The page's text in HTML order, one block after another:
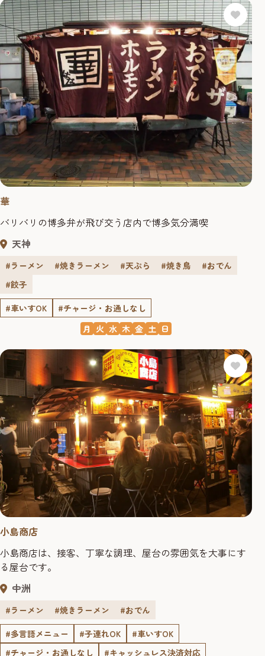
華
バリバリの博多弁が飛び交う店内で博多気分満喫
天神
#ラーメン #焼きラーメン #天ぷら #焼き鳥
#おでん
#餃子
#車いすOK
#チャージ・お通しなし
月 火 水 木 金 土 日
小島商店
小島商店は、接客、丁寧な調理、屋台の雰囲気を大事にす
る屋台です。
中洲
#ラーメン #焼きラーメン
#おでん
#多言語メニュー
#子連れOK
#車いすOK
#チャージ・お通しなし
#キャッシュレス決済対応